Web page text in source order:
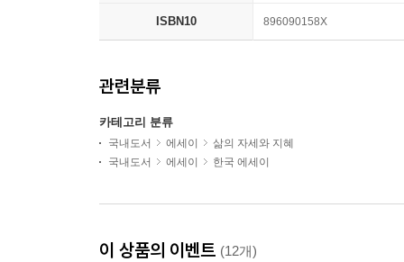
ISBN10 896090158X
관련분류
카테고리 분류
국내도서 에세이
삶의 자세와 지혜
국내도서
에세이 한국 에세이
이 상품의 이벤트 (12개)